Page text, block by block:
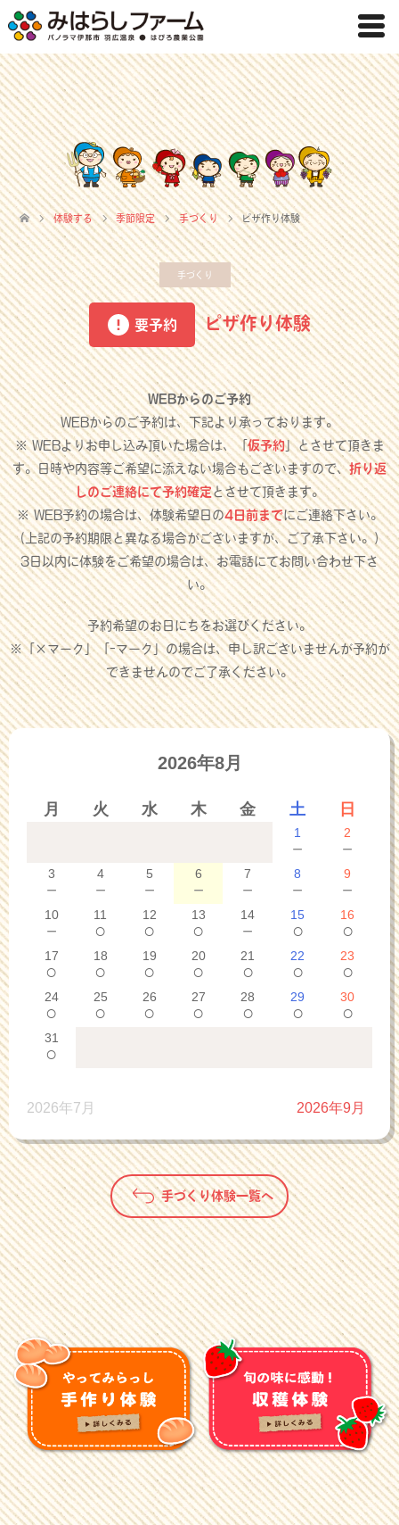
体験する 季節限定 手づくり ピザ作り体験
手づくり
要予約 ピザ作り体験
WEBからのご予約
WEBからのご予約は、下記より承っております。
※ WEBよりお申し込み頂いた場合は、「仮予約」とさせて頂きま
す。日時や内容等ご希望に添えない場合もございますので、折り返
しのご連絡にて予約確定とさせて頂きます。
※ WEB予約の場合は、体験希望日の4日前までにご連絡下さい。
（上記の予約期限と異なる場合がございますが、ご了承下さい。）
3日以内に体験をご希望の場合は、お電話にてお問い合わせ下さ
い。
予約希望のお日にちをお選びください。
※「×マーク」「-マーク」の場合は、申し訳ございませんが予約が
できませんのでご了承ください。
2026年8月
月 火 水 木 金 土 日
1
－
2
－
3
－
4
－
5
－
6
－
7
－
8
－
9
－
10
－
11
○
12
○
13
○
14
－
15
○
16
○
17
○
18
○
19
○
20
○
21
○
22
○
23
○
24
○
25
○
26
○
27
○
28
○
29
○
30
○
31
○
2026年7月 2026年9月
手づくり体験一覧へ